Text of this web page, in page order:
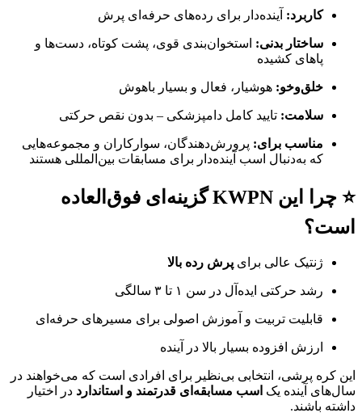
کاربرد: آینده‌دار برای رده‌های حرفه‌ای پرش
ساختار بدنی: استخوان‌بندی قوی، پشت کوتاه، دست‌ها و
پاهای کشیده
خلق‌وخو: هوشیار، فعال و بسیار باهوش
سلامت: تایید کامل دامپزشکی – بدون نقص حرکتی
مناسب برای: پرورش‌دهندگان، سوارکاران و مجموعه‌هایی
که به‌دنبال اسب آینده‌دار برای مسابقات بین‌المللی هستند
⭐ چرا این KWPN گزینه‌ای فوق‌العاده
است؟
ژنتیک عالی برای پرش رده بالا
رشد حرکتی ایده‌آل در سن ۱ تا ۳ سالگی
قابلیت تربیت و آموزش اصولی برای مسیرهای حرفه‌ای
ارزش افزوده بسیار بالا در آینده
این کره پرشی، انتخابی بی‌نظیر برای افرادی است که می‌خواهند در
سال‌های آینده یک اسب مسابقه‌ای قدرتمند و استاندارد در اختیار
داشته باشند.